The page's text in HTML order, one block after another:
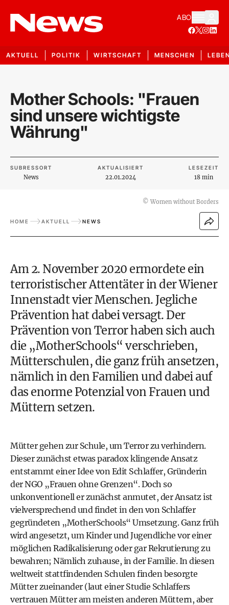
ABO
AKTUELL POLITIK WIRTSCHAFT MENSCHEN
Mother Schools: "Frauen
sind unsere wichtigste
Währung"
SUBRESSORT
News
AKTUALISIERT
22.01.2024
LESEZEIT
18 min
© Women without Borders
HOME AKTUELL NEWS
Am 2. November 2020 ermordete ein
terroristischer Attentäter in der Wiener
Innenstadtvier Menschen. Jegliche
Prävention hat dabei versagt. Der
Prävention von Terror haben sich auch
die „MotherSchools“ verschrieben,
Mütterschulen, die ganz früh ansetzen,
nämlich in den Familien und dabei auf
das enorme Potenzial von Frauen und
Müttern setzen.
Mütter gehen zur Schule, um Terror zu verhindern.
Dieser zunächst etwas paradox klingende Ansatz
entstammt einer Idee von Edit Schlaffer, Gründerin
der NGO „Frauen ohne Grenzen“. Doch so
unkonventionell er zunächst anmutet, der Ansatz ist
vielversprechend und findet in den von Schlaffer
gegründeten „MotherSchools“ Umsetzung. Ganz früh
wird angesetzt, um Kinder und Jugendliche vor einer
möglichen Radikalisierung oder gar Rekrutierung zu
bewahren; Nämlich zuhause, in der Familie. In diesen
weltweit stattfindenden Schulen finden besorgte
Mütter zueinander (laut einer Studie Schlaffers
vertrauen Mütter am meisten anderen Müttern, aber